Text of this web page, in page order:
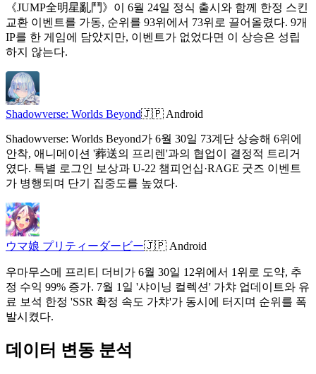
《JUMP全明星亂鬥》이 6월 24일 정식 출시와 함께 한정 스킨
교환 이벤트를 가동, 순위를 93위에서 73위로 끌어올렸다. 9개
IP를 한 게임에 담았지만, 이벤트가 없었다면 이 상승은 성립
하지 않는다.
Shadowverse: Worlds Beyond🇯🇵 Android
Shadowverse: Worlds Beyond가 6월 30일 73계단 상승해 6위에
안착, 애니메이션 '葬送의 프리렌'과의 협업이 결정적 트리거
였다. 특별 로그인 보상과 U-22 챔피언십·RAGE 굿즈 이벤트
가 병행되며 단기 집중도를 높였다.
ウマ娘 プリティーダービー🇯🇵 Android
우마무스메 프리티 더비가 6월 30일 12위에서 1위로 도약, 추
정 수익 99% 증가. 7월 1일 '샤이닝 컬렉션' 가챠 업데이트와 유
료 보석 한정 'SSR 확정 속도 가챠'가 동시에 터지며 순위를 폭
발시켰다.
데이터 변동 분석